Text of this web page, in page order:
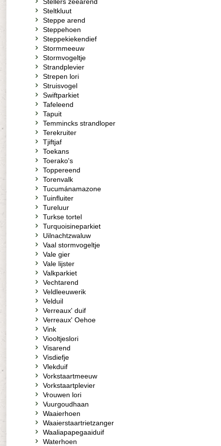
Steltkluut
Steppe arend
Steppehoen
Steppekiekendief
Stormmeeuw
Stormvogeltje
Strandplevier
Strepen lori
Struisvogel
Swiftparkiet
Tafeleend
Tapuit
Temmincks strandloper
Terekruiter
Tjiftjaf
Toekans
Toerako's
Toppereend
Torenvalk
Tucumánamazone
Tuinfluiter
Tureluur
Turkse tortel
Turquoisineparkiet
Uilnachtzwaluw
Vaal stormvogeltje
Vale gier
Vale lijster
Valkparkiet
Vechtarend
Veldleeuwerik
Velduil
Verreaux' duif
Verreaux' Oehoe
Vink
Viooltjeslori
Visarend
Visdiefje
Vlekduif
Vorkstaartmeeuw
Vorkstaartplevier
Vrouwen lori
Vuurgoudhaan
Waaierhoen
Waaierstaartrietzanger
Waaliapapegaaiduif
Waterhoen